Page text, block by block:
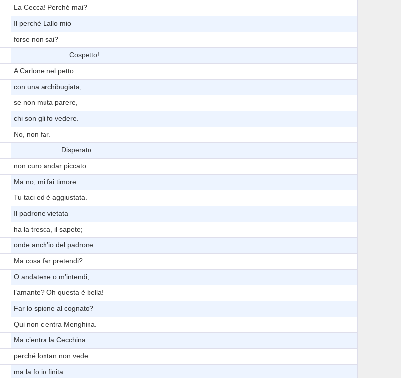
La Cecca! Perché mai?
Il perché Lallo mio
forse non sai?
Cospetto!
A Carlone nel petto
con una archibugiata,
se non muta parere,
chi son gli fo vedere.
No, non far.
Disperato
non curo andar piccato.
Ma no, mi fai timore.
Tu taci ed è aggiustata.
Il padrone vietata
ha la tresca, il sapete;
onde anch’io del padrone
Ma cosa far pretendi?
O andatene o m’intendi,
l’amante? Oh questa è bella!
Far lo spione al cognato?
Qui non c’entra Menghina.
Ma c’entra la Cecchina.
perché lontan non vede
ma la fo io finita.